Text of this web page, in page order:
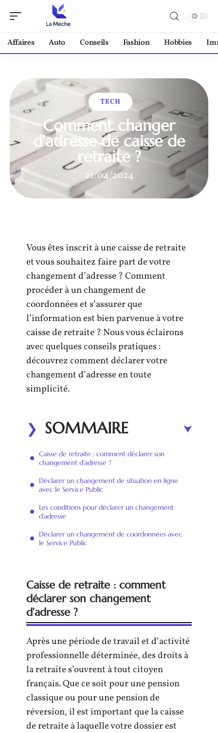
Affaires Auto Conseils Fashion Hobbies
TECH
Comment changer
d’adresse de caisse de
retraite ?
21/04/2024
Vous êtes inscrit à une caisse de retraite
et vous souhaitez faire part de votre
changement d’adresse ? Comment
procéder à un changement de
coordonnées et s’assurer que
l’information est bien parvenue à votre
caisse de retraite ? Nous vous éclairons
avec quelques conseils pratiques :
découvrez comment déclarer votre
changement d’adresse en toute
simplicité.
SOMMAIRE
Caisse de retraite : comment déclarer son
changement d’adresse ?
Déclarer un changement de situation en ligne
avec le Service Public
Les conditions pour déclarer un changement
d’adresse
Déclarer un changement de coordonnées avec
le Service Public
Caisse de retraite : comment
déclarer son changement
d’adresse ?
Après une période de travail et d’activité
professionnelle déterminée, des droits à
la retraite s’ouvrent à tout citoyen
français. Que ce soit pour une pension
classique ou pour une pension de
réversion, il est important que la caisse
de retraite à laquelle votre dossier est